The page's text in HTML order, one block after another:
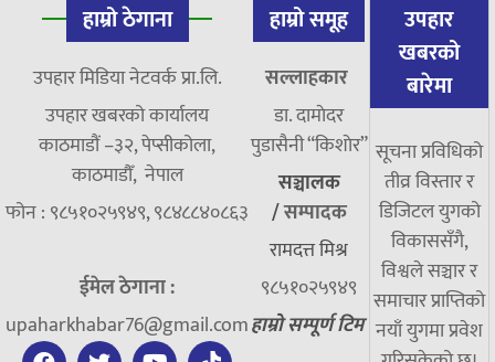
हाम्रो ठेगाना
उपहार मिडिया नेटवर्क प्रा.लि.
उपहार खबरको कार्यालय
काठमाडौं –३२, पेप्सीकोला,
काठमाडौँ, नेपाल
फोन : ९८५१०२५९४९, ९८४८८४०८६३
ईमेल ठेगाना :
upaharkhabar76@gmail.com
हाम्रो समूह
सल्लाहकार
डा. दामाेदर
पुडासैनी “किशाेर”
सञ्चालक
/सम्पादक
रामदत्त मिश्र
९८५१०२५९४९
हाम्रो सम्पूर्ण टिम
उपहार
खबरको
बारेमा
सूचना प्रविधिको
तीव्र विस्तार र
डिजिटल युगको
विकाससँगै,
विश्वले सञ्चार र
समाचार प्राप्तिको
नयाँ युगमा प्रवेश